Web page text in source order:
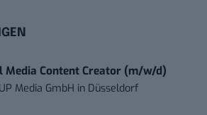
Media Content Creator (m/w/d)
Media GmbH in Düsseldorf